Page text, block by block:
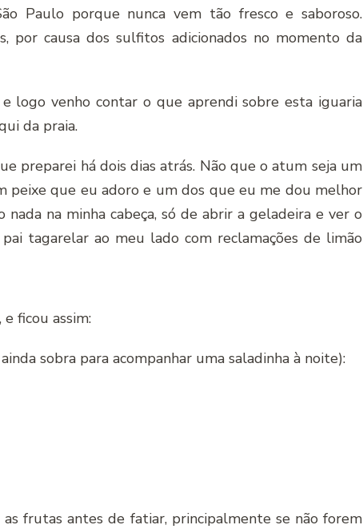
Paulo porque nunca vem tão fresco e saboroso.
por causa dos sulfitos adicionados no momento da
logo venho contar o que aprendi sobre esta iguaria
da praia.
preparei há dois dias atrás. Não que o atum seja um
peixe que eu adoro e um dos que eu me dou melhor
na minha cabeça, só de abrir a geladeira e ver o
tagarelar ao meu lado com reclamações de limão
ficou assim:
sobra para acompanhar uma saladinha à noite):
frutas antes de fatiar, principalmente se não forem